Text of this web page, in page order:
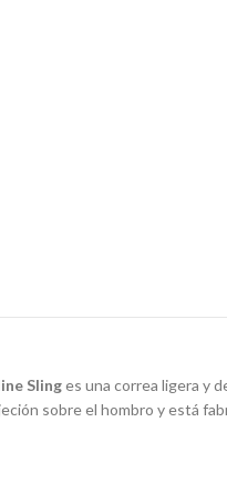
Slinges una correa ligera y
sobre el hombro y está